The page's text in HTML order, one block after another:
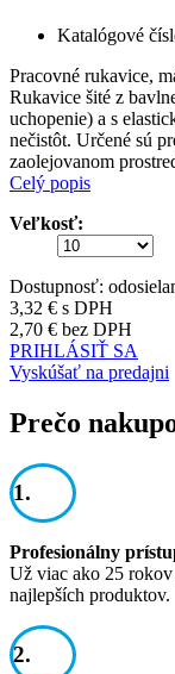
Katalógové
Pracovné rukavice,
Rukavice šité z
uchopenie) a s
nečistôt. Určené sú
zaolejovanom
Celý popis
Veľkosť:
Dostupnosť:
3,32 € s DPH
2,70 € bez DPH
PRIHLÁSIŤ SA
Vyskúšať na predajni
Prečo
1.
Profesionálny
Už viac ako 25
najlepších produktov.
2.